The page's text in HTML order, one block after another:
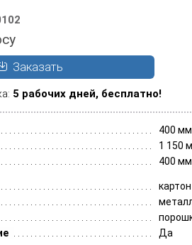
Заказать
5 рабочих дней, бесплатно!
400 мм
1 150
400 мм
картон
Да